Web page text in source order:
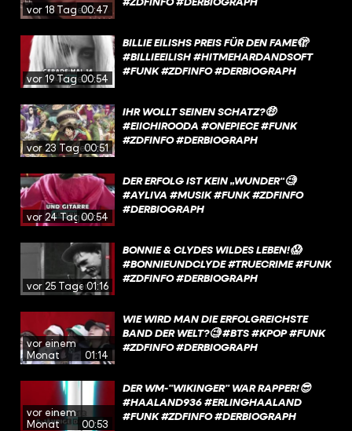
vor 18 Tagen00:47
vor 19 Tagen00:54
BILLIE EILISHS PREIS FÜR DEN FAME🫣
#BILLIEEILISH #HITMEHARDANDSOFT
#FUNK #ZDFINFO #DERBIOGRAPH
vor 23 Tagen00:51
IHR WOLLT SEINEN SCHATZ?🤑
#EIICHIROODA #ONEPIECE #FUNK
#ZDFINFO #DERBIOGRAPH
vor 24 Tagen00:54
DER ERFOLG IST KEIN „WUNDER“🧐
#AYLIVA #MUSIK #FUNK #ZDFINFO
#DERBIOGRAPH
vor 25 Tagen01:16
BONNIE & CLYDES WILDES LEBEN!😱
#BONNIEUNDCLYDE #TRUECRIME #FUNK
#ZDFINFO #DERBIOGRAPH
vor einem
Monat
01:14
WIE WIRD MAN DIE ERFOLGREICHSTE
BAND DER WELT?🧐 #BTS #KPOP #FUNK
#ZDFINFO #DERBIOGRAPH
vor einem
Monat
00:53
DER WM-”WIKINGER” WAR RAPPER!😎
#HAALAND936 #ERLINGHAALAND
#FUNK #ZDFINFO #DERBIOGRAPH